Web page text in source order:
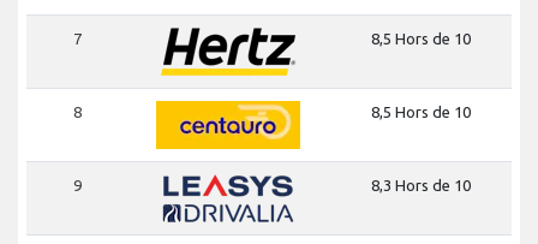
7 8,5 Hors de 10
8 8,5 Hors de 10
9 8,3 Hors de 10